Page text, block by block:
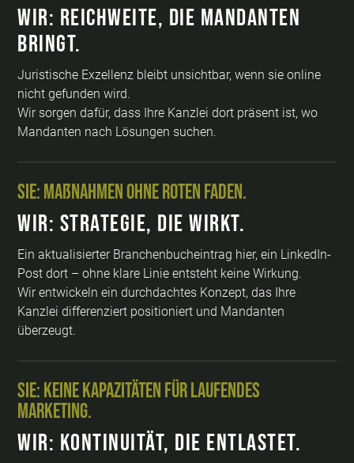
Wir: Reichweite, die Mandanten
bringt.
Juristische Exzellenz bleibt unsichtbar, wenn sie online
nicht gefunden wird.
Wir sorgen dafür, dass Ihre Kanzlei dort präsent ist, wo
Mandanten nach Lösungen suchen.
Sie: Maßnahmen ohne roten Faden.
Wir: Strategie, die wirkt.
Ein aktualisierter Branchenbucheintrag hier, ein LinkedIn-
Post dort – ohne klare Linie entsteht keine Wirkung.
Wir entwickeln ein durchdachtes Konzept, das Ihre
Kanzlei differenziert positioniert und Mandanten
überzeugt.
Sie: Keine Kapazitäten für laufendes
Marketing.
Wir: Kontinuität, die entlastet.